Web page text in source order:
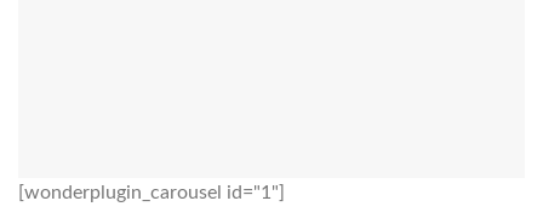
[wonderplugin_carousel id="1"]